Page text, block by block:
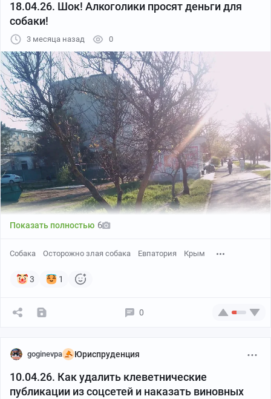
18.04.26. Шок! Алкоголики просят деньги для
собаки!
3 месяца назад 0
Показать полностью 6
Собака Осторожно злая собака Евпатория Крым
3 1
0
goginevpa Юриспруденция
10.04.26. Как удалить клеветнические
публикации из соцсетей и наказать виновных